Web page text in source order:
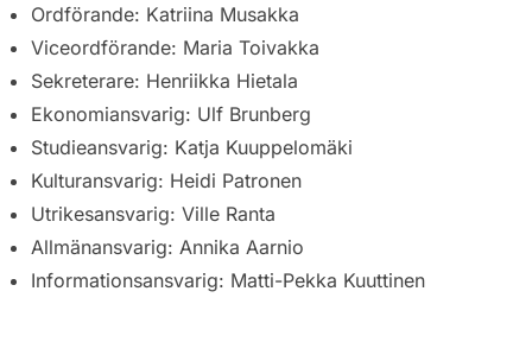
Ordförande: Katriina Musakka
Viceordförande: Maria Toivakka
Sekreterare: Henriikka Hietala
Ekonomiansvarig: Ulf Brunberg
Studieansvarig: Katja Kuuppelomäki
Kulturansvarig: Heidi Patronen
Utrikesansvarig: Ville Ranta
Allmänansvarig: Annika Aarnio
Informationsansvarig: Matti-Pekka Kuuttinen